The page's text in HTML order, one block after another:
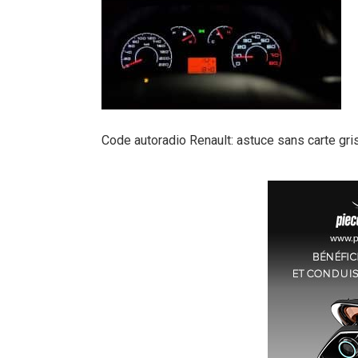
Code autoradio Renault: astuce sans carte